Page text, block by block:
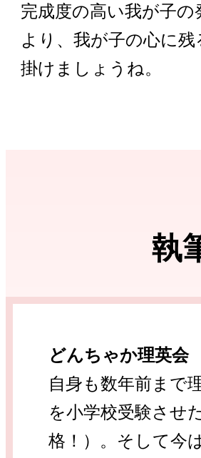
完成度の高い我が子
より、我が子の心に
掛けましょうね。
執
どんちゃか理英
自身も数年前まで
を小学校受験させ
格！）。そして今